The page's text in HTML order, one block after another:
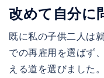
改めて自分に
既に私の子供二人は
での再雇用を選ばず
える道を選びました。